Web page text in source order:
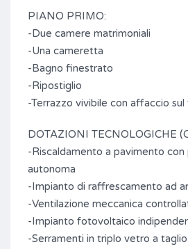
PIANO PRIMO:
-Due camere matrimoniali
-Una cameretta
-Bagno finestrato
-Ripostiglio
-Terrazzo vivibile con affaccio sul
DOTAZIONI TECNOLOGICHE
-Riscaldamento a pavimento con
autonoma
-Impianto di raffrescamento ad
-Ventilazione meccanica
-Impianto fotovoltaico
-Serramenti in triplo vetro a